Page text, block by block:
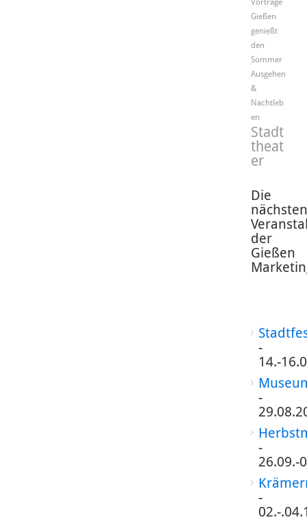
Vorträge
Gießen
genießt
den
Sommer
Ausgehen
&
Nachtleb
en
Stadt
theat
er
Die
nächsten
der
Gießen
-
14.-
-
-
26.09.-
-
02.-